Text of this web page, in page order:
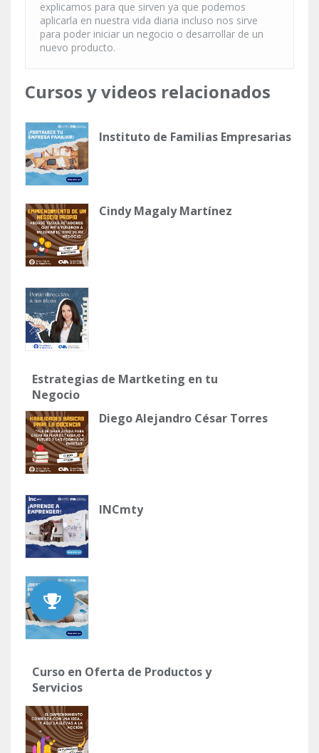
explicamos para que sirven ya que podemos
aplicarla en nuestra vida diaria incluso nos sirve
para poder iniciar un negocio o desarrollar de un
nuevo producto.
Cursos y videos relacionados
Instituto de Familias Empresarias
Cindy Magaly Martínez
Estrategias de Martketing en tu
Negocio
Diego Alejandro César Torres
INCmty
Curso en Oferta de Productos y
Servicios